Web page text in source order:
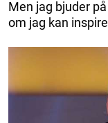
Men jag bjuder
om jag kan